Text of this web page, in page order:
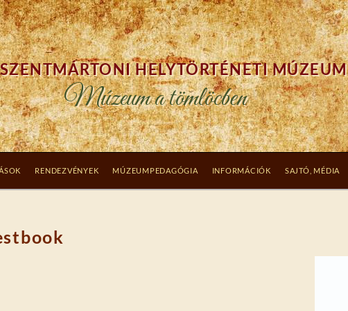
HELYTÖRTÉNETI MÚZEUM
Múzeum a tömlöcben
RENDEZVÉNYEK MÚZEUMPEDAGÓGIA INFORMÁCIÓK SAJTÓ, MÉDIA